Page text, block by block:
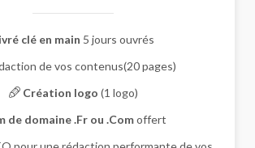
clé en main 5 jours ouvrés
de vos contenus(20 pages)
Création logo (1 logo)
de domaine .Fr ou .Comoffert